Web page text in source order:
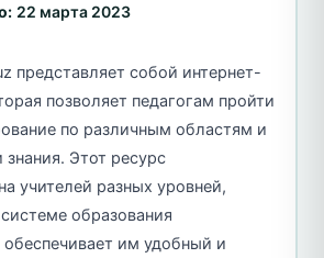
22 марта 2023
представляет собой интернет-
позволяет педагогам пройти
по различным областям и
знания. Этот ресурс
учителей разных уровней,
образования
обеспечивает им удобный и